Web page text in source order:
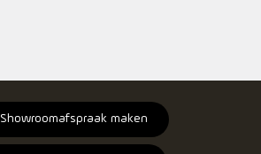
Showroomafspraak maken